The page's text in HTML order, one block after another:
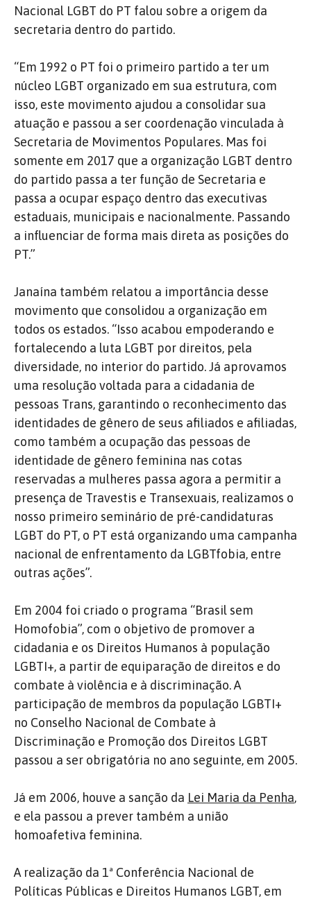
Nacional LGBT do PT falou sobre a origem da
secretaria dentro do partido.
“Em 1992 o PT foi o primeiro partido a ter um
núcleo LGBT organizado em sua estrutura, com
isso, este movimento ajudou a consolidar sua
atuação e passou a ser coordenação vinculada à
Secretaria de Movimentos Populares. Mas foi
somente em 2017 que a organização LGBT dentro
do partido passa a ter função de Secretaria e
passa a ocupar espaço dentro das executivas
estaduais, municipais e nacionalmente. Passando
a influenciar de forma mais direta as posições do
PT.”
Janaína também relatou a importância desse
movimento que consolidou a organização em
todos os estados. “Isso acabou empoderando e
fortalecendo a luta LGBT por direitos, pela
diversidade, no interior do partido. Já aprovamos
uma resolução voltada para a cidadania de
pessoas Trans, garantindo o reconhecimento das
identidades de gênero de seus afiliados e afiliadas,
como também a ocupação das pessoas de
identidade de gênero feminina nas cotas
reservadas a mulheres passa agora a permitir a
presença de Travestis e Transexuais, realizamos o
nosso primeiro seminário de pré-candidaturas
LGBT do PT, o PT está organizando uma campanha
nacional de enfrentamento da LGBTfobia, entre
outras ações”.
Em 2004 foi criado o programa “Brasil sem
Homofobia”, com o objetivo de promover a
cidadania e os Direitos Humanos à população
LGBTI+, a partir de equiparação de direitos e do
combate à violência e à discriminação. A
participação de membros da população LGBTI+
no Conselho Nacional de Combate à
Discriminação e Promoção dos Direitos LGBT
passou a ser obrigatória no ano seguinte, em 2005.
Já em 2006, houve a sanção da Lei Maria da Penha,
e ela passou a prever também a união
homoafetiva feminina.
A realização da 1ª Conferência Nacional de
Políticas Públicas e Direitos Humanos LGBT, em